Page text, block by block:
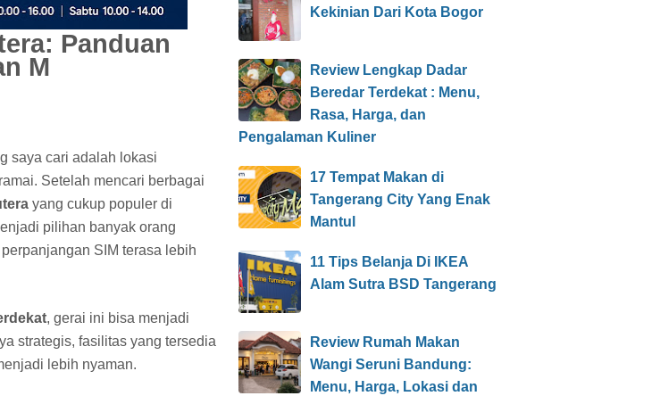
Panduan
M
saya cari adalah lokasi
Setelah mencari berbagai
yang cukup populer di
pilihan banyak orang
SIM terasa lebih
, gerai ini bisa menjadi
strategis, fasilitas yang tersedia
lebih nyaman.
Kekinian Dari Kota Bogor
Review Lengkap Dadar
Beredar Terdekat : Menu,
Rasa, Harga, dan
Pengalaman Kuliner
17 Tempat Makan di
Tangerang City Yang Enak
Mantul
11 Tips Belanja Di IKEA
Alam Sutra BSD Tangerang
Review Rumah Makan
Wangi Seruni Bandung:
Menu, Harga, Lokasi dan